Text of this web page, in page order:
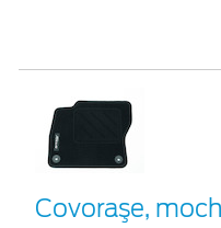
Covoraşe,